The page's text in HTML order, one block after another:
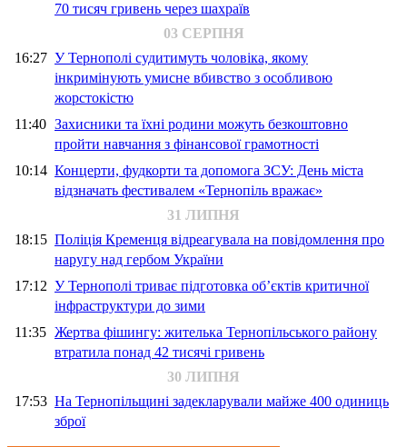
70 тисяч гривень через шахраїв
03 СЕРПНЯ
16:27 У Тернополі судитимуть чоловіка, якому
інкримінують умисне вбивство з особливою
жорстокістю
11:40 Захисники та їхні родини можуть безкоштовно
пройти навчання з фінансової грамотності
10:14 Концерти, фудкорти та допомога ЗСУ: День міста
відзначать фестивалем «Тернопіль вражає»
31 ЛИПНЯ
18:15 Поліція Кременця відреагувала на повідомлення про
наругу над гербом України
17:12 У Тернополі триває підготовка об’єктів критичної
інфраструктури до зими
11:35 Жертва фішингу: жителька Тернопільського району
втратила понад 42 тисячі гривень
30 ЛИПНЯ
17:53 На Тернопільщині задекларували майже 400 одиниць
зброї